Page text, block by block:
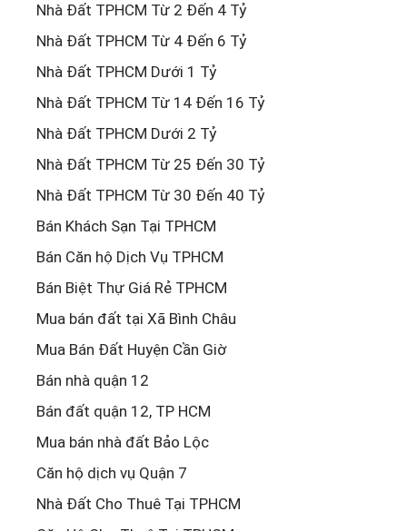
Nhà Đất TPHCM Từ 2 Đến 4 Tỷ
Nhà Đất TPHCM Từ 4 Đến 6 Tỷ
Nhà Đất TPHCM Dưới 1 Tỷ
Nhà Đất TPHCM Từ 14 Đến 16 Tỷ
Nhà Đất TPHCM Dưới 2 Tỷ
Nhà Đất TPHCM Từ 25 Đến 30 Tỷ
Nhà Đất TPHCM Từ 30 Đến 40 Tỷ
Bán Khách Sạn Tại TPHCM
Bán Căn hộ Dịch Vụ TPHCM
Bán Biệt Thự Giá Rẻ TPHCM
Mua bán đất tại Xã Bình Châu
Mua Bán Đất Huyện Cần Giờ
Bán nhà quận 12
Bán đất quận 12, TP HCM
Mua bán nhà đất Bảo Lộc
Căn hộ dịch vụ Quận 7
Nhà Đất Cho Thuê Tại TPHCM